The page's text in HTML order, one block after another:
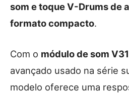
som e toque V-Drums de
formato compacto.
Com o módulo de som V31
avançado usado na série
modelo oferece uma